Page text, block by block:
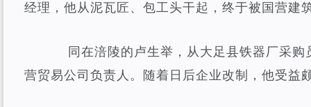
经理，他从泥瓦匠、包工头干起，终于被国营建
同在涪陵的卢生举，从大足县铁器厂采购
营贸易公司负责人。随着日后企业改制，他受益